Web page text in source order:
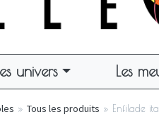
univers Les
» Tous les produits » Enfilade